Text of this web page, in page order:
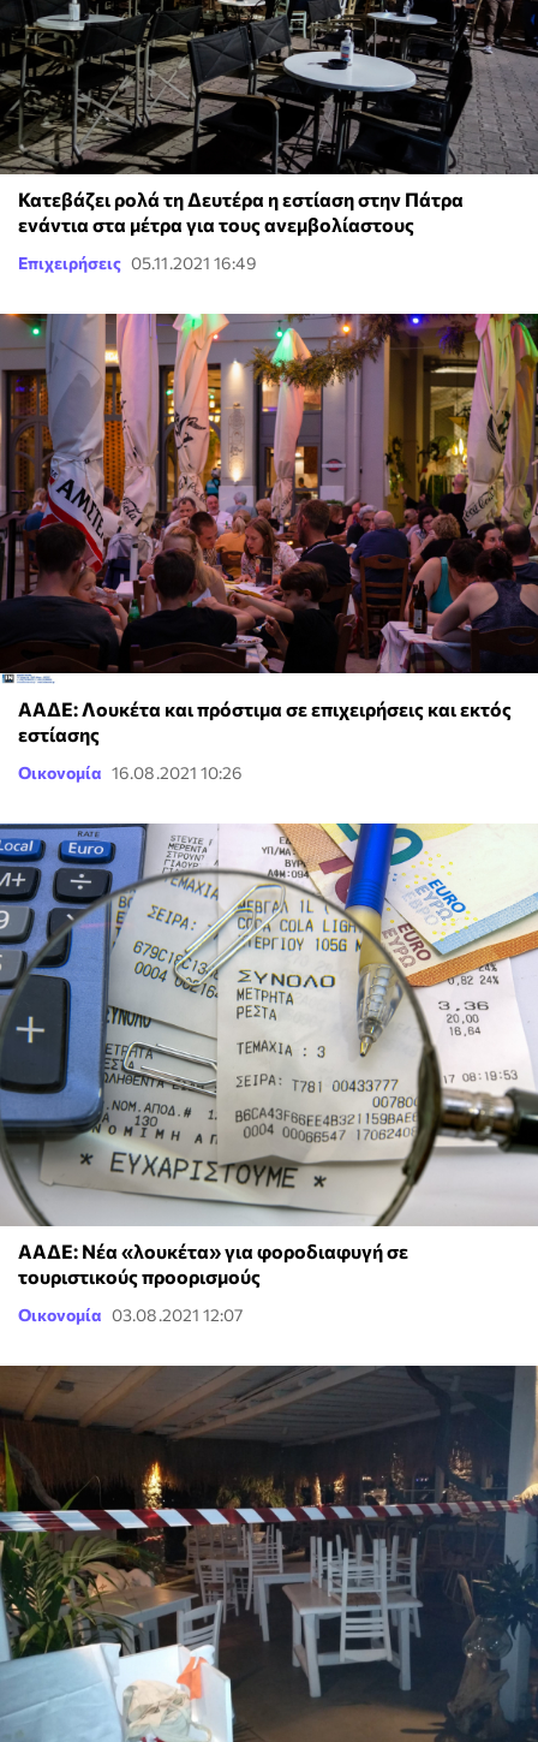
Κατεβάζει ρολά τη Δευτέρα η εστίαση στην Πάτρα
ενάντια στα μέτρα για τους ανεμβολίαστους
Επιχειρήσεις 05.11.2021 16:49
ΑΑΔΕ: Λουκέτα και πρόστιμα σε επιχειρήσεις και εκτός
εστίασης
Οικονομία 16.08.2021 10:26
ΑΑΔΕ: Νέα «λουκέτα» για φοροδιαφυγή σε
τουριστικούς προορισμούς
Οικονομία 03.08.2021 12:07